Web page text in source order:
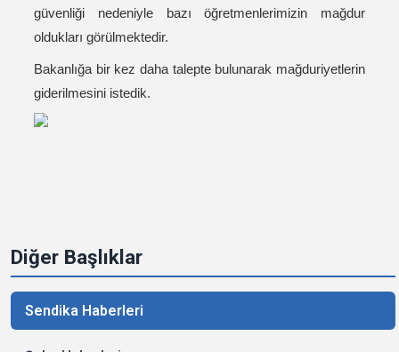
Diğer Başlıklar
Sendika Haberleri
güvenliği nedeniyle bazı öğretmenlerimizin mağdur
oldukları görülmektedir.
Bakanlığa bir kez daha talepte bulunarak mağduriyetlerin
giderilmesini istedik.